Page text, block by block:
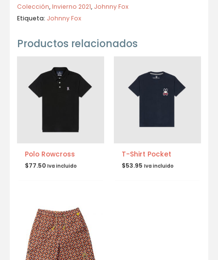
Colección,Invierno 2021, Johnny Fox
Etiqueta: Johnny Fox
Productos relacionados
Polo Rowcross
$77.50 Iva incluido
T-Shirt Pocket
$53.95 Iva incluido